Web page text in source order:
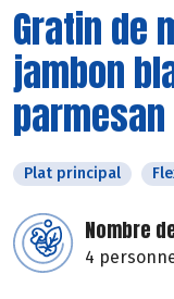
Gratin de
jambon
parmesan
Plat principal
Nombre
4